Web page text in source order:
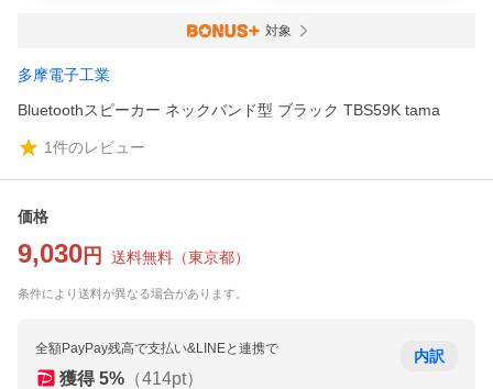
対象
多摩電子工業
Bluetoothスピーカー ネックバンド型 ブラック TBS59K tama
1件のレビュー
価格
9,030 円 送料無料 （東京都）
条件により送料が異なる場合があります。
全額PayPay残高で支払い&LINEと連携で
獲得 5% （414pt）
内訳